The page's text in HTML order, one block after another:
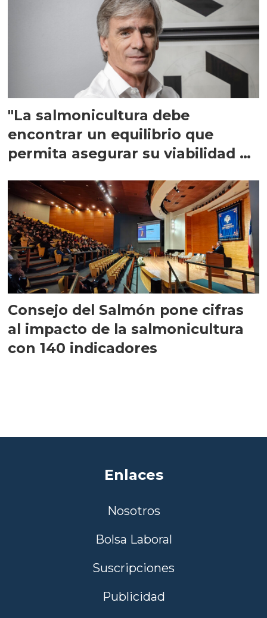
"La salmonicultura debe
encontrar un equilibrio que
permita asegurar su viabilidad de
Consejo del Salmón pone cifras
al impacto de la salmonicultura
con 140 indicadores
Enlaces
Nosotros
Bolsa Laboral
Suscripciones
Publicidad